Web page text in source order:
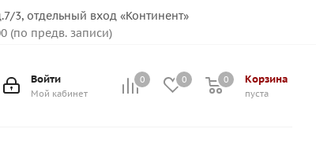
3, отдельный вход «Континент»
(по предв. записи)
0 0 Корзина
пуста
0
Войти
Мой кабинет